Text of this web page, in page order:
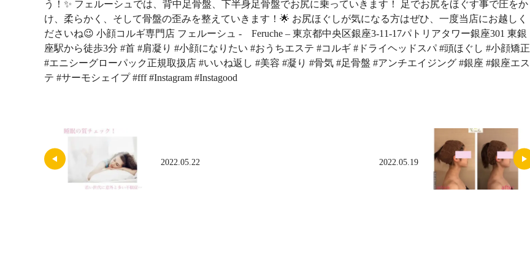
う！✨ フェルーシュでは、背中足骨盤、下半身足骨盤でお尻に乗っていきます！ 足でお尻をほぐす事で圧をか
け、柔らかく、そして骨盤の歪みを整えていきます！🌟 お尻ほぐしが気になる方はぜひ、一度当店にお越しく
ださいね😉 小顔コルギ専門店 フェルーシュ - Feruche – 東京都中央区銀座3-11-17パトリアタワー銀座301 東銀
座駅から徒歩3分 #首 #肩凝り #小顔になりたい #おうちエステ #コルギ #ドライヘッドスパ #頭ほぐし #小顔矯正
#エニシーグローパック正規取扱店 #いいね返し #美容 #凝り #骨気 #足骨盤 #アンチエイジング #銀座 #銀座エス
テ #サーモシェイプ #fff #Instagram #Instagood
2022.05.22 2022.05.19